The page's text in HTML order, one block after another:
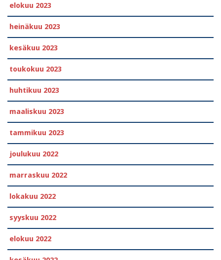
elokuu 2023
heinäkuu 2023
kesäkuu 2023
toukokuu 2023
huhtikuu 2023
maaliskuu 2023
tammikuu 2023
joulukuu 2022
marraskuu 2022
lokakuu 2022
syyskuu 2022
elokuu 2022